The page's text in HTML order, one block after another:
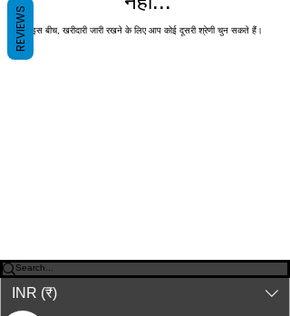
इस बीच, खरीदारी जारी रखने के लिए आप कोई दूसरी श्रेणी चुन सकते हैं।
INR (₹)
© 2023-26 by Acharya Deepak Gruvir |
VastuVida.About Us|Terms and Conditions|Refund
Policy
REVIEWS